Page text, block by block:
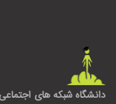
دانشگاه شبکه های اجتماعی